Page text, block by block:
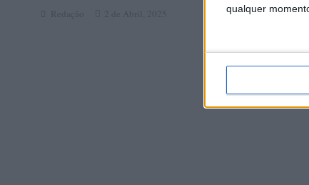
qualquerRedação